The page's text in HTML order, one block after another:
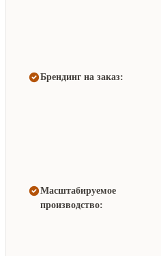
Брендинг на заказ:
Масштабируемое
производство: